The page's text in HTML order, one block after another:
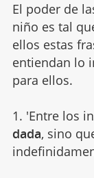
El poder de
niño es tal
ellos estas
entiendan lo
para ellos.
1. 'Entre los
dada, sino